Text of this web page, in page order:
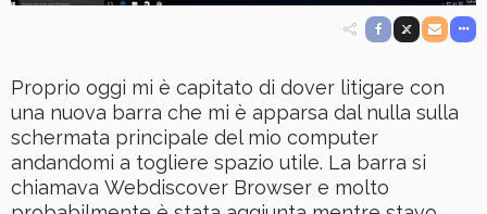
Proprio oggi mi è capitato di dover litigare con
una nuova barra che mi è apparsa dal nulla sulla
schermata principale del mio computer
andandomi a togliere spazio utile. La barra si
chiamava Webdiscover Browser e molto